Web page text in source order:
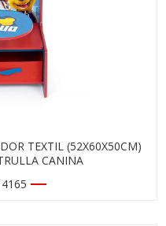
TEXTIL (52X60X50CM)
CANINA